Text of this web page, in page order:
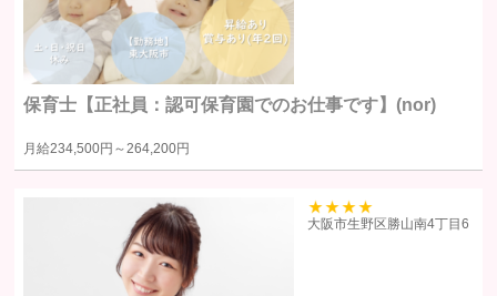
る情報を含む）のうち、利用目的の達成に必要な範囲の情報項目と
します。
提供の手段又は方法書面もしくは電磁的な方法による送付または送
信。ただし、以下の場合は、関係法令に反しない範囲で、ユーザー
の同意なく個人情報を提供することがあります。
人の生命、身体又は財産の保護のために必要がある場合であって、
本人の同意を得るのが困難であるとき
公衆衛生の向上または児童の健全な育成の推進のために特に必要が
ある場合であって、ユーザー本人の承諾を得ることが困難である場
保育士【正社員：認可保育園でのお仕事です】(nor)
月給234,500円～264,200円
39
大阪市生野区勝山南4丁目6